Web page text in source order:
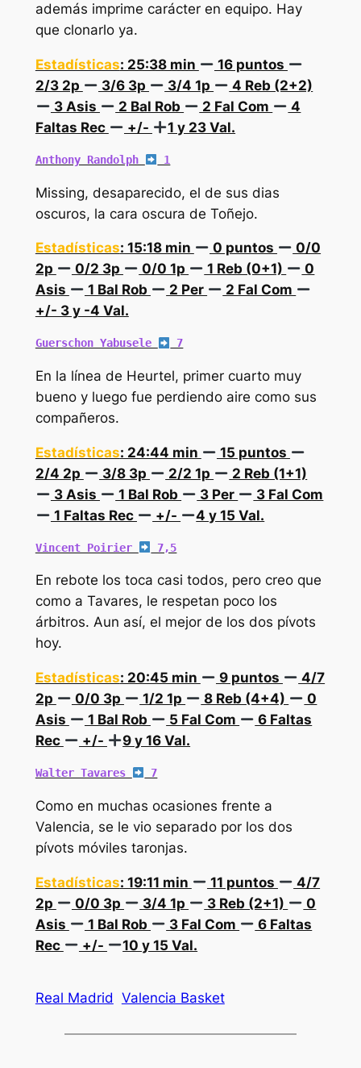
además imprime carácter en equipo. Hay
que clonarlo ya.
Estadísticas: 25:38 min
16 puntos
2/3 2p
3/6 3p 3/4 1p
4 Reb (2+2)
3 Asis
2 Bal Rob 2 Fal Com
4
Faltas Rec
+/- 1 y 23 Val.
Anthony Randolph 1
Missing, desaparecido, el de sus dias
oscuros, la cara oscura de Toñejo.
Estadísticas: 15:18 min 0 puntos
0/0
2p
0/2 3p 0/0 1p 1 Reb (0+1)
0
Asis
1 Bal Rob 2 Per
2 Fal Com
+/- 3 y -4 Val.
Guerschon Yabusele 7
En la línea de Heurtel, primer cuarto muy
bueno y luego fue perdiendo aire como sus
compañeros.
Estadísticas: 24:44 min
15 puntos
2/4 2p
3/8 3p 2/2 1p
2 Reb (1+1)
3 Asis
1 Bal Rob 3 Per
3 Fal Com
1 Faltas Rec
+/- 4 y 15 Val.
Vincent Poirier 7,5
En rebote los toca casi todos, pero creo que
como a Tavares, le respetan poco los
árbitros. Aun así, el mejor de los dos pívots
hoy.
Estadísticas: 20:45 min 9 puntos
4/7
2p
0/0 3p 1/2 1p 8 Reb (4+4)
0
Asis
1 Bal Rob 5 Fal Com
6 Faltas
Rec
+/- 9 y 16 Val.
Walter Tavares 7
Como en muchas ocasiones frente a
Valencia, se le vio separado por los dos
pívots móviles taronjas.
Estadísticas: 19:11 min 11 puntos
4/7
2p
0/0 3p 3/4 1p 3 Reb (2+1)
0
Asis
1 Bal Rob 3 Fal Com
6 Faltas
Rec
+/- 10 y 15 Val.
Real Madrid Valencia Basket